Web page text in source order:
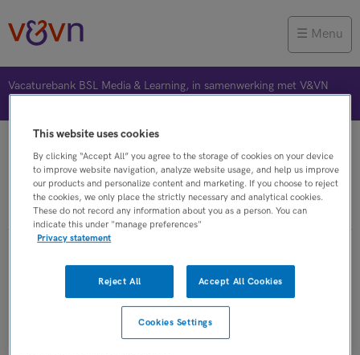
Menu
Vacaturebank BSL Media & Learning, in samenwerking met V&VN
Vacature plaatsen Jobalert Bewaarde vacatures
Geen vereiste
Zoekresultaat gevonden vacatures
Op dit moment zijn er binnen V&VN vacatures
die aan uw zoekactie voldoen. Deze resultaten
This website uses cookies
By clicking “Accept All” you agree to the storage of cookies on your device
to improve website navigation, analyze website usage, and help us improve
our products and personalize content and marketing. If you choose to reject
the cookies, we only place the strictly necessary and analytical cookies.
These do not record any information about you as a person. You can
indicate this under "manage preferences"
Privacy statement
Reject All Accept All Cookies
Cookies Settings